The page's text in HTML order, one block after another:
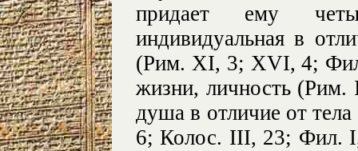
придает ему
индивидуальная в
(Рим. XI, 3; XVI, 4;
жизни, личность
душа в отличие от
6; Колос. III, 23; Фил.